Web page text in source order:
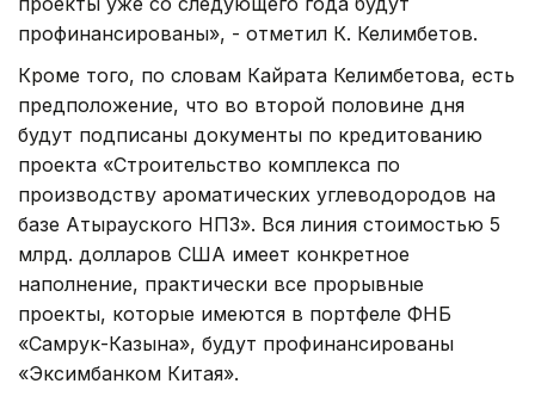
профинансированы», - отметил К. Келимбетов.
Кроме того, по словам Кайрата Келимбетова, есть
предположение, что во второй половине дня
будут подписаны документы по кредитованию
проекта «Строительство комплекса по
производству ароматических углеводородов на
базе Атырауского НПЗ». Вся линия стоимостью 5
млрд. долларов США имеет конкретное
наполнение, практически все прорывные
проекты, которые имеются в портфеле ФНБ
«Самрук-Казына», будут профинансированы
«Эксимбанком Китая».